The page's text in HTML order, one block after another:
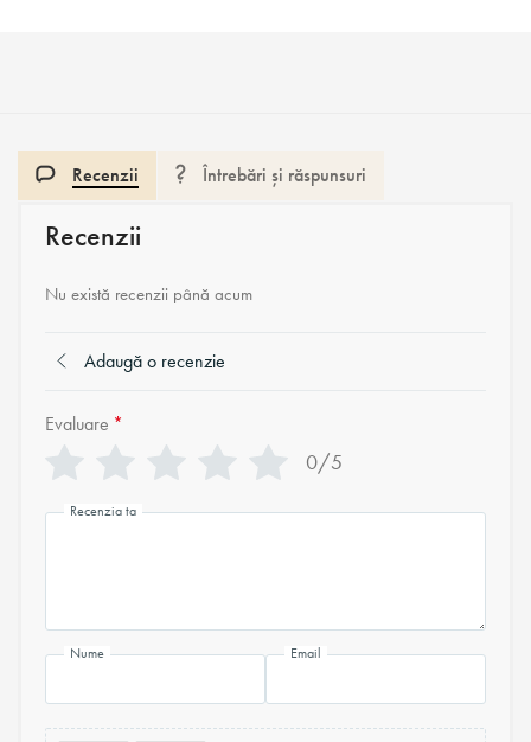
Recenzii Întrebări și răspunsuri
Recenzii
Nu există recenzii până acum
Adaugă o recenzie
Evaluare *
0/5
Recenzia ta
Nume Email